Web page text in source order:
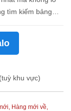
tìm kiếm bảng
khu vực)
Hàng mới về,